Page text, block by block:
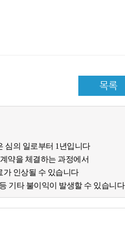
목록
심의 일로부터 1년입니다
약을 체결하는 과정에서
인상될 수 있습니다
기타 불이익이 발생할 수 있습니다